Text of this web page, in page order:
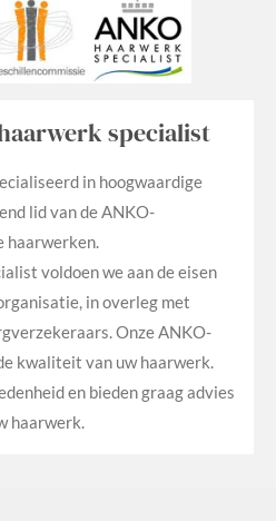
specialist
in hoogwaardige
lid van de ANKO-
haarwerken.
voldoen we aan de eisen
in overleg met
Onze ANKO-
kwaliteit van uw haarwerk.
en bieden graag advies
haarwerk.